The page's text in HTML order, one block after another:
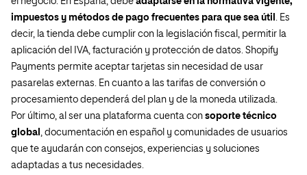
impuestos y métodos de pago frecuentes para que sea útil . Es
decir, la tienda debe cumplir con la legislación fiscal, permitir la
aplicación del IVA, facturación y protección de datos. Shopify
Payments permite aceptar tarjetas sin necesidad de usar
pasarelas externas. En cuanto a las tarifas de conversión o
procesamiento dependerá del plan y de la moneda utilizada.
Por último, al ser una plataforma cuenta con soporte técnico
global , documentación en español y comunidades de usuarios
que te ayudarán con consejos, experiencias y soluciones
adaptadas a tus necesidades.